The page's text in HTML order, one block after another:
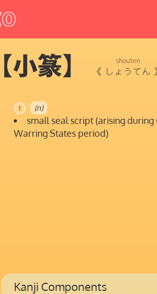
【小篆】 《 しょうてん
shouten
1 (n)
small seal script (arising during
Warring States period)
Kanji Components